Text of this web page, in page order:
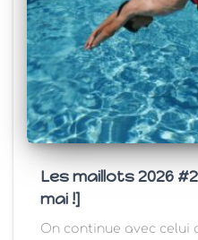
Les maillots 2026
mai !]
On continue avec celui